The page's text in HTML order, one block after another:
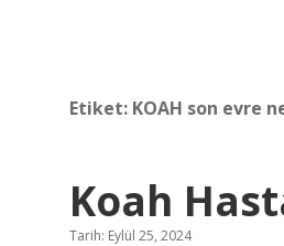
Etiket: KOAH son evre
Koah
Tarih: Eylül 25, 2024